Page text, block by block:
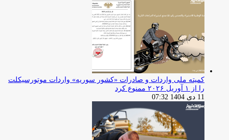
کمیته ملی واردات و صادرات «کشور سوریه» واردات موتورسیکلت
را از ۱ آوریل ۲۰۲۶ ممنوع کرد
11 دی 1404 07:32